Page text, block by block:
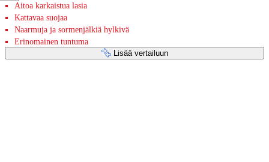
Aitoa karkaistua lasia
Kattavaa suojaa
Naarmuja ja sormenjälkiä hylkivä
Erinomainen tuntuma
Lisää vertailuun